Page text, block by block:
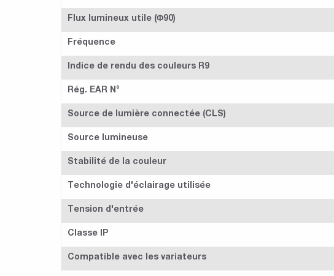
Flux lumineux utile (Φ90)
Fréquence
Indice de rendu des couleurs R9
Rég. EAR N°
Source de lumière connectée (CLS)
Source lumineuse
Stabilité de la couleur
Technologie d'éclairage utilisée
Tension d'entrée
Classe IP
Compatible avec les variateurs